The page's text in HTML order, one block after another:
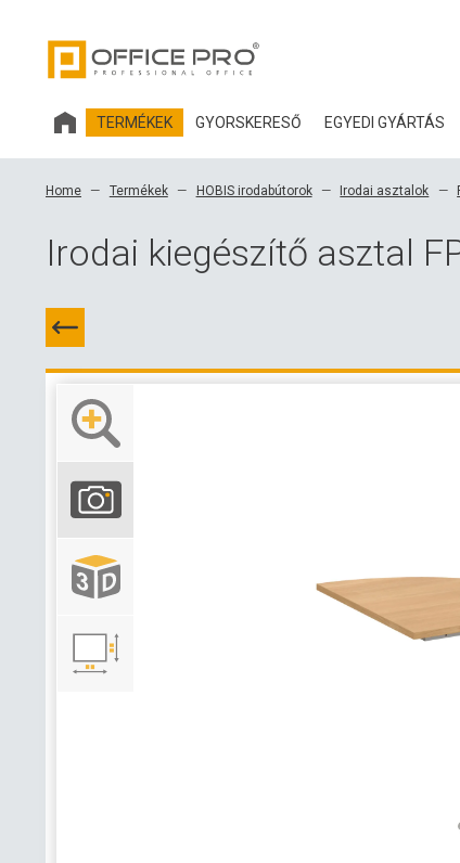
TERMÉKEK GYORSKERESŐ EGYEDI GYÁRTÁS
Home Termékek HOBIS irodabútorok Irodai asztalok
Irodai kiegészítő asztal